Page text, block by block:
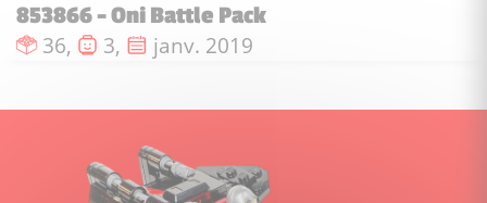
853866 - Oni Battle Pack
Nombre de pièces :
36, Nombre de figurines :
3, Date de sortie :
janv. 2019